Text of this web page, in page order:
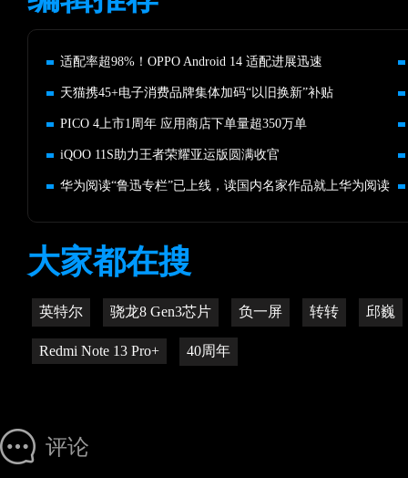
适配率超98%！OPPO Android 14 适配进展迅速
天猫携45+电子消费品牌集体加码“以旧换新”补贴
PICO 4上市1周年 应用商店下单量超350万单
iQOO 11S助力王者荣耀亚运版圆满收官
华为阅读“鲁迅专栏”已上线，读国内名家作品就上华为阅读
大家都在搜
英特尔 骁龙8 Gen3芯片 负一屏 转转 邱巍
Redmi Note 13 Pro+ 40周年
评论